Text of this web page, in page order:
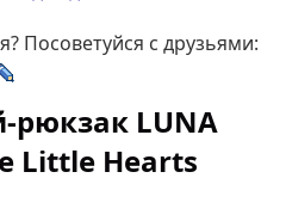
Посоветуйся с друзьями:
рюкзак LUNA
Little Hearts